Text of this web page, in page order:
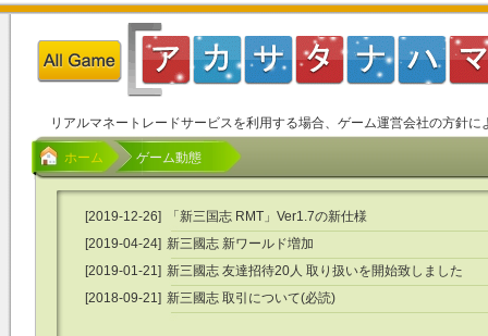
リアルマネートレードサービスを利用する場合、ゲーム運営会社の方針
ホーム ゲーム動態
[2019-12-26]
「新三国志 RMT」Ver1.7の新仕様
[2019-04-24] 新三國志 新ワールド増加
[2019-01-21] 新三國志 友達招待20人 取り扱いを開始致しました
[2018-09-21] 新三國志 取引について(必読)